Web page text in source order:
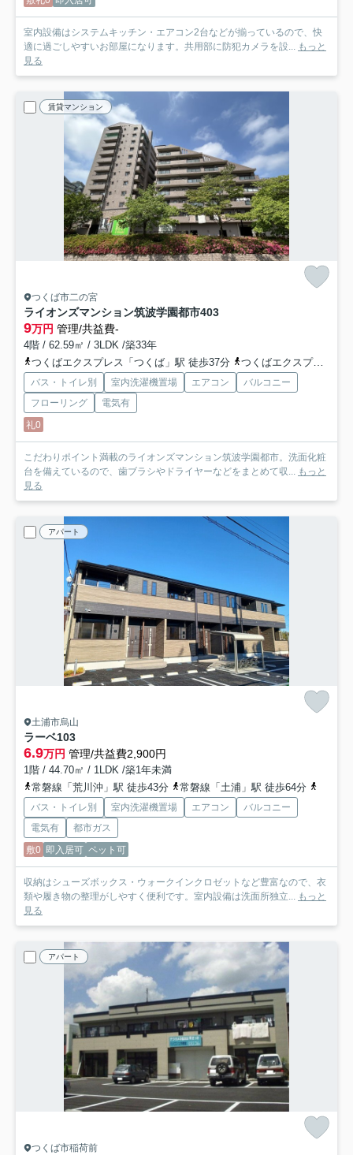
室内設備はシステムキッチン・エアコン2台などが揃っているので、快
適に過ごしやすいお部屋になります。共用部に防犯カメラを設... もっと
見る
賃貸マンション
つくば市二の宮
ライオンズマンション筑波学園都市403
9万円 管理/共益費-
4階 / 62.59㎡ / 3LDK /築33年
つくばエクスプレス「つくば」駅 徒歩37分
つくばエクスプレス「研究学園」駅 徒歩63分
バス・トイレ別 室内洗濯機置場 エアコン
バルコニー
フローリング
電気有
礼0
こだわりポイント満載のライオンズマンション筑波学園都市。洗面化粧
台を備えているので、歯ブラシやドライヤーなどをまとめて収... もっと
見る
アパート
土浦市烏山
ラーベ103
6.9万円 管理/共益費2,900円
1階 / 44.70㎡ / 1LDK /築1年未満
常磐線「荒川沖」駅 徒歩43分
常磐線「土浦」駅 徒歩64分
バス・トイレ別 室内洗濯機置場 エアコン
バルコニー
電気有
都市ガス
敷0 即入居可 ペット可
収納はシューズボックス・ウォークインクロゼットなど豊富なので、衣
類や履き物の整理がしやすく便利です。室内設備は洗面所独立... もっと
見る
アパート
つくば市稲荷前